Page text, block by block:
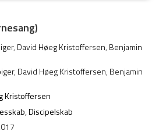
, David Høeg Kristoffersen, Benjamin
, David Høeg Kristoffersen, Benjamin
Kristoffersen
,Discipelskab